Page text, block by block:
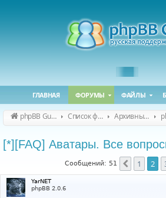
ГЛАВНАЯ ФОРУМЫ ФАЙЛЫ
phpBB Guru Список форумов Архивные форумы
[*][FAQ] Аватары. Все
Сообщений: 51 Пред.
1 2
YarNET
phpBB 2.0.6